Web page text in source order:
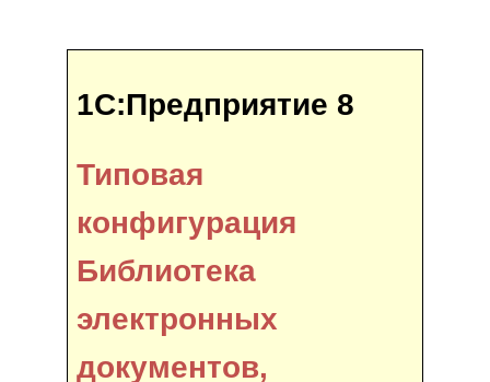
1С:Предприятие 8
Типовая
конфигурация
Библиотека
электронных
документов,